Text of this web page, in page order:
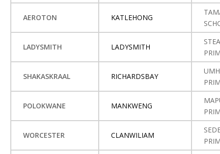
AEROTON KATLEHONG
LADYSMITH LADYSMITH
SHAKASKRAAL RICHARDSBAY
POLOKWANE MANKWENG
WORCESTER CLANWILIAM